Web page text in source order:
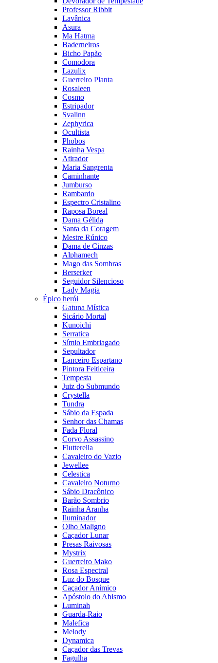
Professor Ribbit
Lavânica
Asura
Ma Hatma
Baderneiros
Bicho Papão
Comodora
Lazulix
Guerreiro Planta
Rosaleen
Cosmo
Estripador
Svalinn
Zephyrica
Ocultista
Phobos
Rainha Vespa
Atirador
Maria Sangrenta
Caminhante
Jumburso
Rambardo
Espectro Cristalino
Raposa Boreal
Dama Gélida
Santa da Coragem
Mestre Rúnico
Dama de Cinzas
Alphamech
Mago das Sombras
Berserker
Seguidor Silencioso
Lady Magia
Épico herói
Gatuna Mística
Sicário Mortal
Kunoichi
Serratica
Símio Embriagado
Sepultador
Lanceiro Espartano
Pintora Feiticeira
Tempesta
Juiz do Submundo
Crystella
Tundra
Sábio da Espada
Senhor das Chamas
Fada Floral
Corvo Assassino
Flutterella
Cavaleiro do Vazio
Jewellee
Celestica
Cavaleiro Noturno
Sábio Dracônico
Barão Sombrio
Rainha Aranha
Iluminador
Olho Maligno
Caçador Lunar
Presas Raivosas
Mystrix
Guerreiro Mako
Rosa Espectral
Luz do Bosque
Caçador Anímico
Apóstolo do Abismo
Luminah
Guarda-Raio
Malefica
Melody
Dynamica
Caçador das Trevas
Fagulha